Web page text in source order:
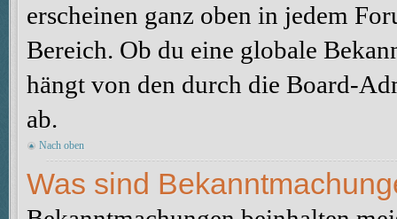
erscheinen ganz oben in jedem
Bereich. Ob du eine globale
hängt von den durch die Board-
ab.
Nach oben
Was sind